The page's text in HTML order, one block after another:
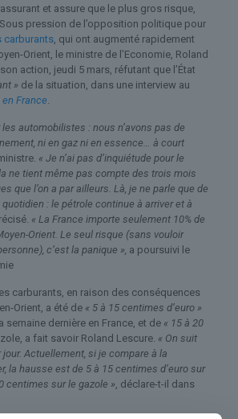
et assure que le plus gros risque,
. Sous pression de l’opposition politique pour
carburants, qui ont augmenté rapidement
Orient, le ministre de l’Economie, Roland
action, jeudi 5 mars, réfutant que l’État
» de la situation, dans une interview au
France
automobilistes : nous n’avons pas de
ni en gaz ni en essence… à court
« Je n’ai pas d’inquiétude pour le
ne tient même pas compte des trois mois
que l’on a par ailleurs. Là, je ne parle que de
: le pétrole continue à arriver et à
« La France importe seulement 10% de
Orient. Le seul risque (sans vouloir
c’est la panique », a poursuivi le
carburants, en raison des conséquences
Orient, a été de « 5 à 15 centimes d’euro »
semaine dernière en France, et de« 15 à 20
a fait savoir Roland Lescure. « On suit
Actuellement, si je compare à la
la hausse est de 5 à 15 centimes d’euro sur
centimes sur le gazole » , déclare-t-il dans